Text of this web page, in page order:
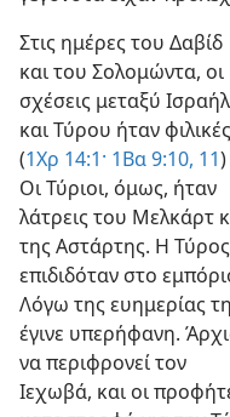
Στις ημέρες του Δαβίδ
και του Σολομώντα, οι
σχέσεις μεταξύ Ισραήλ
και Τύρου ήταν
(1Χρ 14:1· 1Βα 9:10, 11)
Οι Τύριοι, όμως, ήταν
λάτρεις του Μελκάρτ
της Αστάρτης. Η Τύρος
επιδιδόταν στο
Λόγω της ευημερίας
έγινε υπερήφανη.
να περιφρονεί τον
Ιεχωβά, και οι